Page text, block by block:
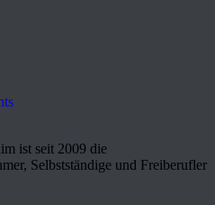
ist seit 2009 die
Selbstständige und Freiberufler